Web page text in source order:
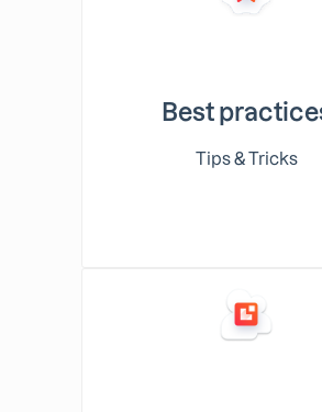
Best
Tips & Tricks